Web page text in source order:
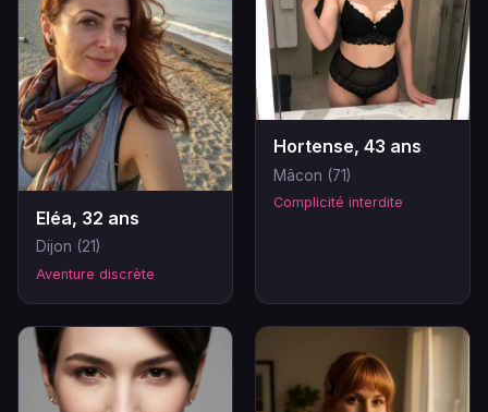
Eléa, 32 ans
Dijon (21)
Aventure discrète
Hortense, 43 ans
Mâcon (71)
Complicité interdite